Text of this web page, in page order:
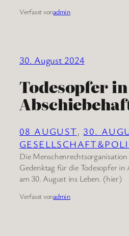
Verfasst vonadmin
30. August 2024
Todesopfer in
08 AUGUST, 30.
Die
Gedenktag für die Todesopfer
am 30. August ins Leben. (hier)
Verfasst vonadmin